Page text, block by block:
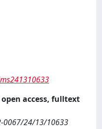
access, fulltext
0067/24/13/10633